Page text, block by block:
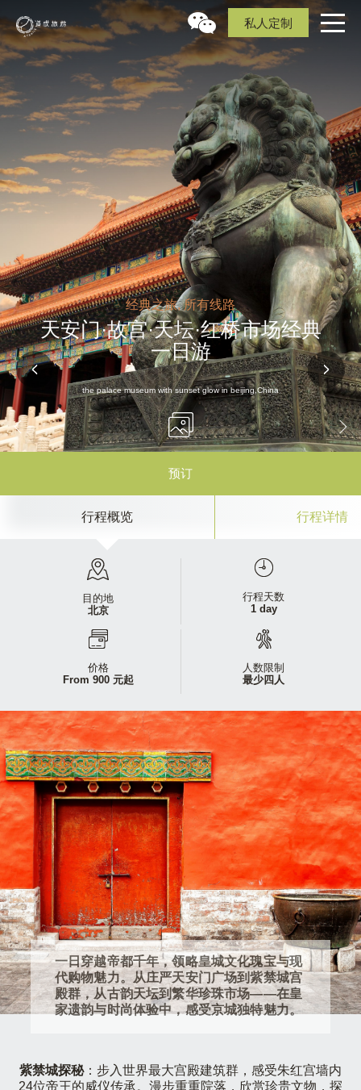
私人定制
经典之旅, 所有线路
天安门·故宫·天坛·红桥市场经典
一日游
the palace museum with sunset glow in beijing,China
行程概览 行程详情
预订
目的地
北京
行程天数
1 day
价格
From 900 元起
人数限制
最少四人
一日穿越帝都千年，领略皇城文化瑰宝与现
代购物魅力。从庄严天安门广场到紫禁城宫
殿群，从古韵天坛到繁华珍珠市场——在皇
家遗韵与时尚体验中，感受京城独特魅力。
紫禁城探秘：步入世界最大宫殿建筑群，感受朱红宫墙内
24位帝王的威仪传承。漫步重重院落，欣赏珍贵文物，探